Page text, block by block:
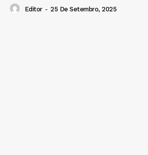
Editor - 25 De Setembro, 2025